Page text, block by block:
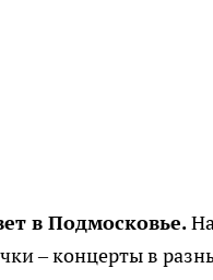
в Подмосковье.
– концерты в